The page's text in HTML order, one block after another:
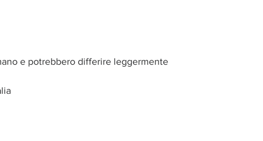
e potrebbero differire leggermente